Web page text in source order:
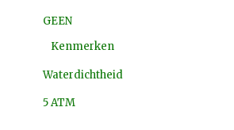
GEEN
Kenmerken
Waterdichtheid
5 ATM